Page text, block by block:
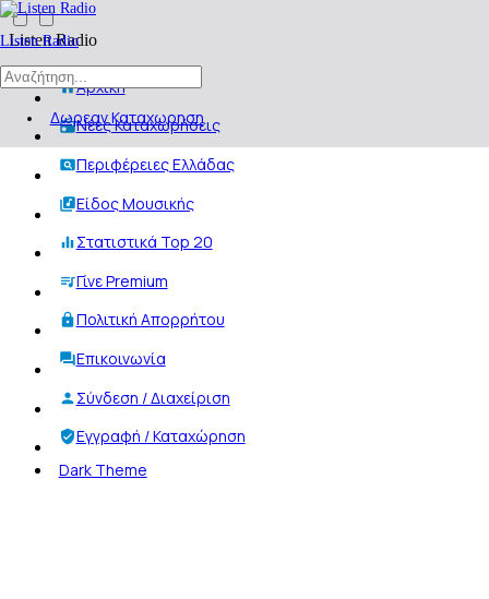
Listen Radio
Δωρεαν Καταχωρηση
Listen Radio
Αρχική
Νέες Καταχωρήσεις
Περιφέρειες Ελλάδας
Είδος Μουσικής
Στατιστικά Top 20
Γίνε Premium
Πολιτική Απορρήτου
Επικοινωνία
Σύνδεση / Διαχείριση
Εγγραφή / Καταχώρηση
Dark Theme